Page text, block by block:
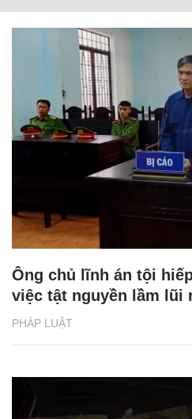
PHÁP LUẬT
Ông chủ lĩnh án tội
việc tật nguyền lầm lũi